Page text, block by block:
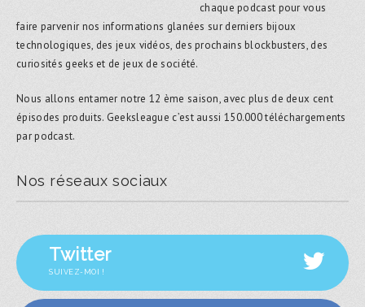
chaque podcast pour vous
faire parvenir nos informations glanées sur derniers bijoux
technologiques, des jeux vidéos, des prochains blockbusters, des
curiosités geeks et de jeux de société.
Nous allons entamer notre 12 ème saison, avec plus de deux cent
épisodes produits. Geeksleague c’est aussi 150.000 téléchargements
par podcast.
Nos réseaux sociaux
Twitter
SUIVEZ-MOI !